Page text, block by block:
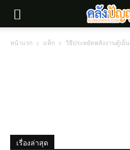
หน้าแรก แท็ก วิธีประหยัดพลังงานตู้เย็น
เรื่องล่าสุด